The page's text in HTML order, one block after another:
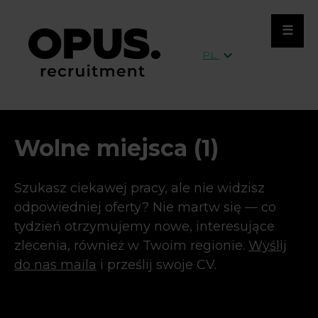
☰
PL expand_more
Wolne miejsca (1)
Szukasz ciekawej pracy, ale nie widzisz
odpowiedniej oferty? Nie martw się — co
tydzień otrzymujemy nowe, interesujące
zlecenia, również w Twoim regionie. Wyślij
do nas maila i prześlij swoje CV.
Masz ochotę na kawę
i dobrą rozmowę?
Zapraszamy od poniedziałku do piątku, między
odpowiednia osoba będzie na miejscu?
Zostaw
swoje dane i daj nam znać, kiedy planujesz
przyjść. Zadbamy o to, żeby kawa już czekała.
close